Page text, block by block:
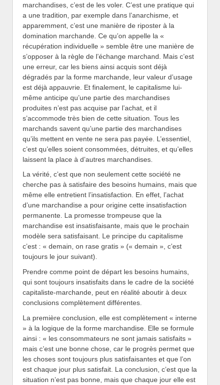
marchandises, c’est de les voler. C’est une pratique qui
a une tradition, par exemple dans l’anarchisme, et
apparemment, c’est une manière de riposter à la
domination marchande. Ce qu’on appelle la «
récupération individuelle » semble être une manière de
s’opposer à la règle de l’échange marchand. Mais c’est
une erreur, car les biens ainsi acquis sont déjà
dégradés par la forme marchande, leur valeur d’usage
est déjà appauvrie. Et finalement, le capitalisme lui-
même anticipe qu’une partie des marchandises
produites n’est pas acquise par l’achat, et il
s’accommode très bien de cette situation. Tous les
marchands savent qu’une partie des marchandises
qu’ils mettent en vente ne sera pas payée. L’essentiel,
c’est qu’elles soient consommées, détruites, et qu’elles
laissent la place à d’autres marchandises.
La vérité, c’est que non seulement cette société ne
cherche pas à satisfaire des besoins humains, mais que
même elle entretient l’insatisfaction. En effet, l’achat
d’une marchandise a pour origine cette insatisfaction
permanente. La promesse trompeuse que la
marchandise est insatisfaisante, mais que le prochain
modèle sera satisfaisant. Le principe du capitalisme
c’est : « demain, on rase gratis » (« demain », c’est
toujours le jour suivant).
Prendre comme point de départ les besoins humains,
qui sont toujours insatisfaits dans le cadre de la société
capitaliste-marchande, peut en réalité aboutir à deux
conclusions complètement différentes.
La première conclusion, elle est complètement « interne
» à la logique de la forme marchandise. Elle se formule
ainsi : « les consommateurs ne sont jamais satisfaits »
mais c’est une bonne chose, car le progrès permet que
les choses sont toujours plus satisfaisantes et que l’on
est chaque jour plus satisfait. La conclusion, c’est que la
situation n’est pas bonne, mais que chaque jour elle est